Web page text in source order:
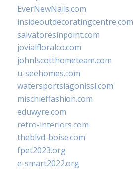
EverNewNails.com
insideoutdecoratingcentre.com
salvatoresinpoint.com
jovialfloralco.com
johnlscotthometeam.com
u-seehomes.com
watersportslagonissi.com
mischieffashion.com
eduwyre.com
retro-interiors.com
theblvd-boise.com
fpet2023.org
e-smart2022.org